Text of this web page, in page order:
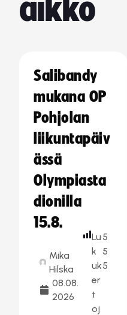
aikko
Salibandy
mukana OP
Pohjolan
liikuntapäiv
ässä
Olympiasta
dionilla
15.8.
Mika
Hilska
08.08.
2026
Lu
k
uk
er
t
oj
5
5
5